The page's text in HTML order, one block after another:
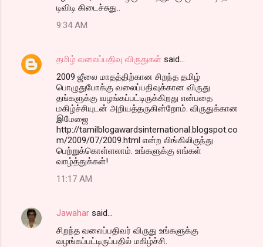
டிவிடி கிடைச்சுது..
9:34 AM
தமிழ் வலைப்பதிவு விருதுகள் said…
2009 ஜீலை மாதத்திற்கான சிறந்த தமிழ்
பொழுதுபோக்கு வலைப்பதிவுக்கான விருது
தங்களுக்கு வழங்கப்பட்டிருக்கிறது என்பதை
மகிழ்ச்சியுடன் அறியத்தருகின்றோம். விருதுக்கான
இமேஜை
http://tamilblogawardsinternational.blogspot.co
m/2009/07/2009.html என்ற லிங்கிலிருந்து
பெற்றுக்கொள்ளலாம். உங்களுக்கு எங்கள்
வாழ்த்துக்கள்!
11:17 AM
Jawahar said…
சிறந்த வலைப்பதிவர் விருது உங்களுக்கு
வழங்கப்பட்டிருப்பதில் மகிழ்ச்சி.